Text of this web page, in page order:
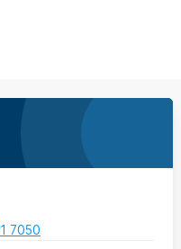
7050